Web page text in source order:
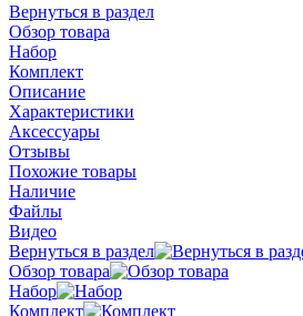
Вернуться в раздел
Обзор товара
Набор
Комплект
Описание
Характеристики
Аксессуары
Отзывы
Похожие товары
Наличие
Файлы
Видео
Вернуться в раздел
Обзор товара
Набор
Комплект